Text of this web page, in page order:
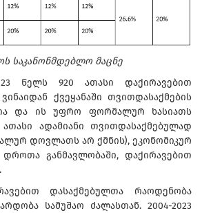
საკანონმდებლო მაცნე
წელს 920 ათასი დაქირავებით
ქვეყანაში თვითდასაქმების
და ის უფრო ფორმალურ ხასიათს
ადამიანი თვითდასაქმებულად
დოვლათს არ ქმნის), ეკონომიკურ
განმავლობაში, დაქირავებით
დასაქმებულთა რაოდენობა
სამუშაო ძალასთან. 2004-2023